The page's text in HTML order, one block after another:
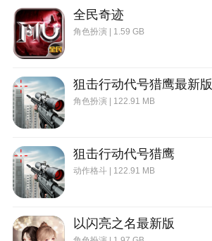
全民奇迹
角色扮演 | 1.59 GB
狙击行动代号猎鹰最新版
角色扮演 | 122.91 MB
狙击行动代号猎鹰
动作格斗 | 122.91 MB
以闪亮之名最新版